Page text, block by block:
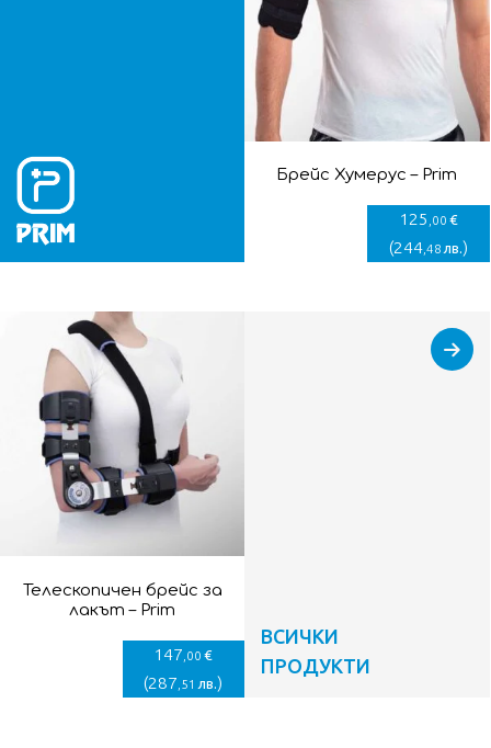
Брейс Хумерус – Prim
125 ,00 €
(244,48 лв.)
Телескопичен брейс за
лакът – Prim
147 ,00 €
(287 ,51 лв.)
ВСИЧКИ
ПРОДУКТИ